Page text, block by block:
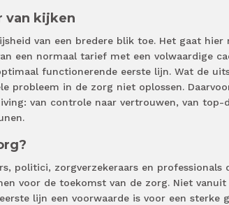
van kijken
van een bredere blik toe. Het gaat
een normaal tarief met een volwaardige
functionerende eerste lijn. Wat de
probleem in de zorg niet oplossen.
van controle naar vertrouwen, van top-
politici, zorgverzekeraars en professionals
voor de toekomst van de zorg. Niet
lijn een voorwaarde is voor een sterke